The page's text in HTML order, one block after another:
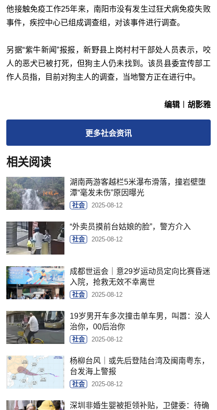
他接触免疫工作25年来，南阳市没有发生过狂犬病免疫失败
事件，疾控中心已组成调查组，对该事件进行调查。
另据“紫牛新闻”报报，新野县上岗村村干部处人员表示，咬
人的恶犬已被打死，但狗主人仍未找到。该员县委宣传部工
作人员指，目前对狗主人的调查，当地警方正在进行中。
编辑︱胡影雅
更多社会资讯
相关阅读
湖南两游客越栏5米瀑布滑落，撞岩壁堕
潭“毫发未伤”原因曝光
社会 2025-08-12
“外卖员摸前台姑娘的脸”，警方介入
社会 2025-08-12
成都世运会｜意29岁运动员定向比赛昏迷
入院，抢救无效不幸离世
社会 2025-08-12
19岁男开车多次撞击单车男，叫嚣：没人
治你，00后治你
社会 2025-08-12
杨柳台风｜或先后登陆台湾及闽南粤东，
台发海上警报
社会 2025-08-12
深圳非婚生婴被拒领补贴，卫健委：待确